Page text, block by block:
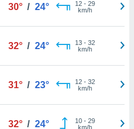
30° / 24° 12- 29
km/h
32° / 24° 13- 32
km/h
31° / 23° 12- 32
km/h
32° / 24° 10- 29
km/h